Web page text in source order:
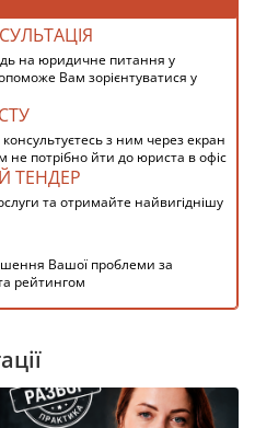
на юридичне питання у
Вам зорієнтуватися у
з ним через екран
не потрібно йти до юриста в офіс
ТЕНДЕР
та отримайте найвигіднішу
Вашої проблеми за
рейтингом